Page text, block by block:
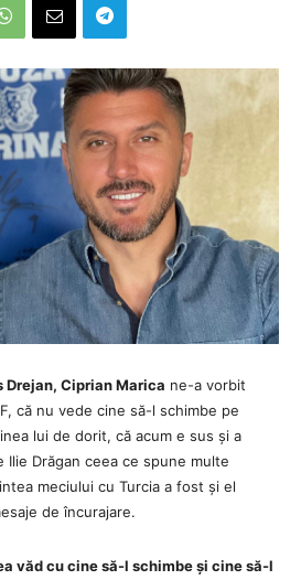
Drejan, Ciprian Marica ne-a vorbit
că nu vede cine să-l schimbe pe
lui de dorit, că acum e sus și a
Ilie Drăgan ceea ce spune multe
meciului cu Turcia a fost și el
de încurajare.
văd cu cine să-l schimbe și cine să-l